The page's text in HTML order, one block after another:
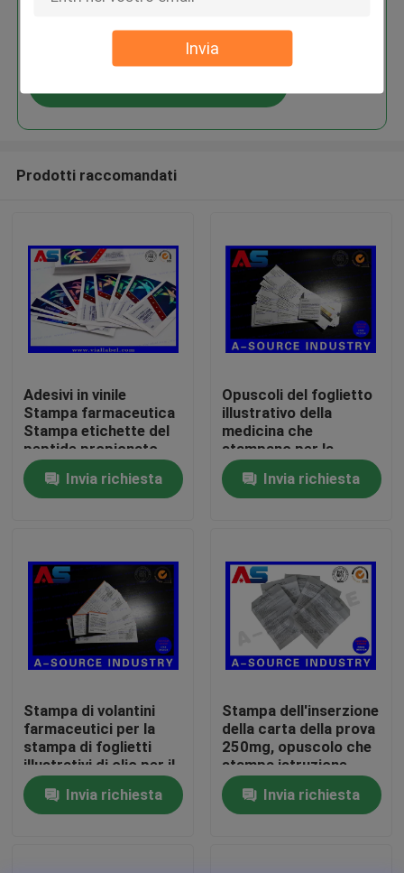
Invia
Casa
Prodotti
Circa noi
Controllo di qualità
Contattici
etichette della fiala 10mL
contenitori di fiala 10ml
Prodotti raccomandati
Adesivi in vinile
Stampa farmaceutica
Stampa etichette del
peptide propionato
per flaconcini da 2 ml
Invia richiesta
Opuscoli del foglietto
illustrativo della
medicina che
stampano per la
dimensione pieghevole
45mm dell'iniezione
10ml
Invia richiesta
Stampa di volantini
farmaceutici per la
stampa di foglietti
illustrativi di olio per il
bodybuilding
peptidicoInvia richiesta
Stampa dell'inserzione
della carta della prova
250mg, opuscolo che
stampa istruzione
della scatola della
medicina del cartone
Invia richiesta